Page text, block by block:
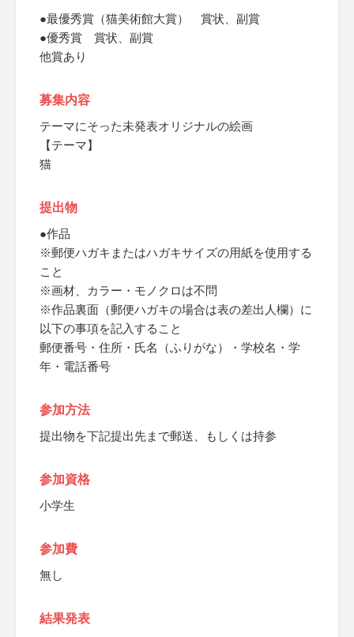
●最優秀賞（猫美術館大賞） 賞状、副賞
●優秀賞 賞状、副賞
他賞あり
募集内容
テーマにそった未発表オリジナルの絵画
【テーマ】
猫
提出物
●作品
※郵便ハガキまたはハガキサイズの用紙を使用する
こと
※画材、カラー・モノクロは不問
※作品裏面（郵便ハガキの場合は表の差出人欄）に
以下の事項を記入すること
郵便番号・住所・氏名（ふりがな）・学校名・学
年・電話番号
参加方法
提出物を下記提出先まで郵送、もしくは持参
参加資格
小学生
参加費
無し
結果発表